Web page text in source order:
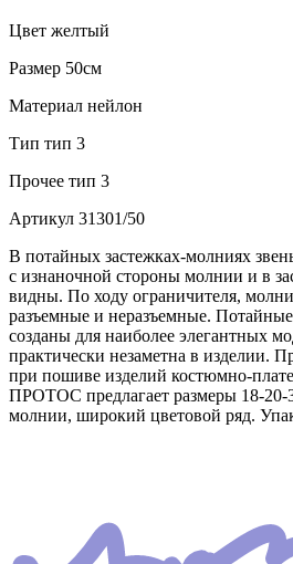
Цвет желтый
Размер 50см
Материал нейлон
Тип тип 3
Прочее тип 3
Артикул 31301/50
В потайных застежках-молниях
с изнаночной стороны молнии и в
видны. По ходу ограничителя,
разъемные и неразъемные.
созданы для наиболее элегантных
практически незаметна в изделии.
при пошиве изделий костюмно-
ПРОТОС предлагает размеры 18-20-
молнии, широкий цветовой ряд.